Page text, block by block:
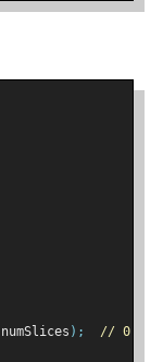
numSlices );
// 0.0